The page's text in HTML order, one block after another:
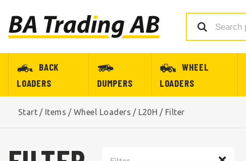
BACK
LOADERS
DUMPERS
WHEEL
LOADERS
Start / Items / Wheel Loaders / L20H / Filter